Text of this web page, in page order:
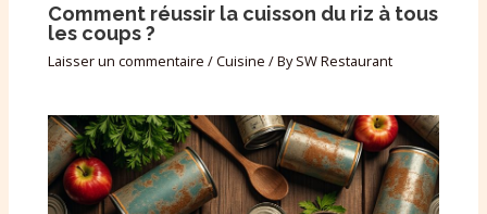
Comment réussir la cuisson du riz à tous
les coups ?
Laisser un commentaire /Cuisine / BySW Restaurant